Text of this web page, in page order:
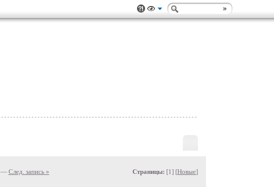
— След. запись » Страницы: [1] [Новые]